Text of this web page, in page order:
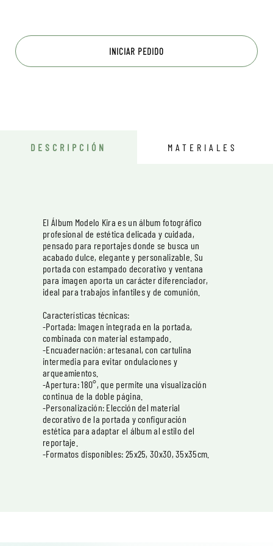
INICIAR PEDIDO
DESCRIPCIÓN MATERIALES
El Álbum Modelo Kira es un álbum fotográfico
profesional de estética delicada y cuidada,
pensado para reportajes donde se busca un
acabado dulce, elegante y personalizable. Su
portada con estampado decorativo y ventana
para imagen aporta un carácter diferenciador,
ideal para trabajos infantiles y de comunión.
Características técnicas:
-Portada: Imagen integrada en la portada,
combinada con material estampado.
-Encuadernación: artesanal, con cartulina
intermedia para evitar ondulaciones y
arqueamientos.
-Apertura: 180°, que permite una visualización
continua de la doble página.
-Personalización: Elección del material
decorativo de la portada y configuración
estética para adaptar el álbum al estilo del
reportaje.
-Formatos disponibles: 25x25, 30x30, 35x35cm.